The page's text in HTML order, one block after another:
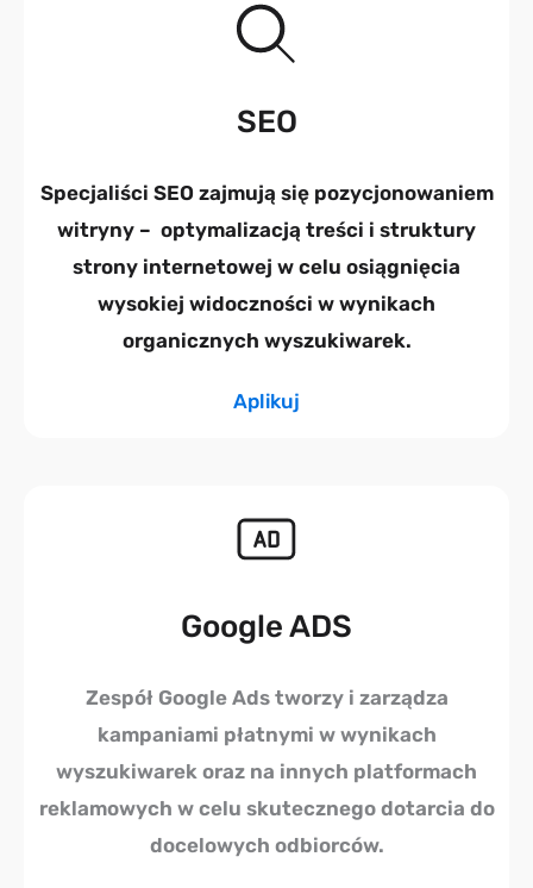
SEO
Specjaliści SEO zajmują się pozycjonowaniem
witryny – optymalizacją treści i struktury
strony internetowej w celu osiągnięcia
wysokiej widoczności w wynikach
organicznych wyszukiwarek.
Aplikuj
Google ADS
Zespół Google Ads tworzy i zarządza
kampaniami płatnymi w wynikach
wyszukiwarek oraz na innych platformach
reklamowych w celu skutecznego dotarcia do
docelowych odbiorców.